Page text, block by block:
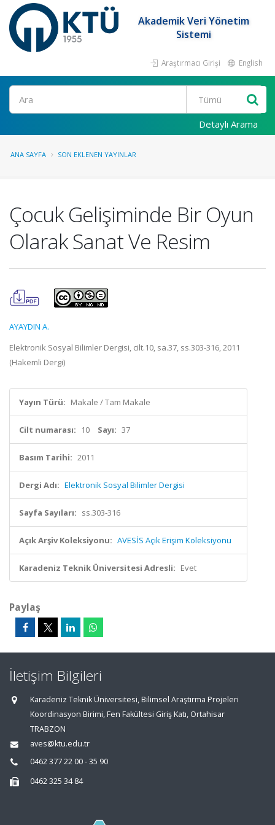
Akademik Veri Yönetim
Sistemi
Araştırmacı Girişi English
Ara
Detaylı Arama
ANA SAYFA SON EKLENEN YAYINLAR
Çocuk Gelişiminde Bir Oyun
Olarak Sanat Ve Resim
AYAYDIN A.
Elektronik Sosyal Bilimler Dergisi, cilt.10, sa.37, ss.303-316, 2011
(Hakemli Dergi)
Yayın Türü: Makale / Tam Makale
Cilt numarası: 10 Sayı: 37
Basım Tarihi: 2011
Dergi Adı: Elektronik Sosyal Bilimler Dergisi
Sayfa Sayıları: ss.303-316
Açık Arşiv Koleksiyonu: AVESİS Açık Erişim Koleksiyonu
Karadeniz Teknik Üniversitesi Adresli: Evet
Paylaş
İletişim Bilgileri
Karadeniz Teknik Üniversitesi, Bilimsel Araştırma Projeleri
Koordinasyon Birimi, Fen Fakültesi Giriş Katı, Ortahisar
TRABZON
aves@ktu.edu.tr
0462 377 22 00 - 35 90
0462 325 34 84